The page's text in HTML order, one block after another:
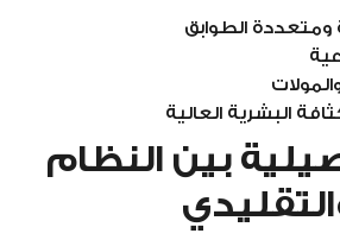
ومتعددة الطوابق
البشرية العالية
بين النظام